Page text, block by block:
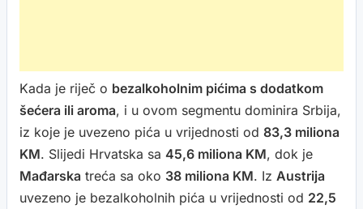
Kada je riječ o bezalkoholnim pićima s dodatkom
šećera ili aroma, i u ovom segmentu dominira Srbija,
iz koje je uvezeno pića u vrijednosti od 83,3 miliona
KM. Slijedi Hrvatska sa 45,6 miliona KM, dok je
Mađarska treća sa oko 38 miliona KM. Iz Austrija
uvezeno je bezalkoholnih pića u vrijednosti od 22,5